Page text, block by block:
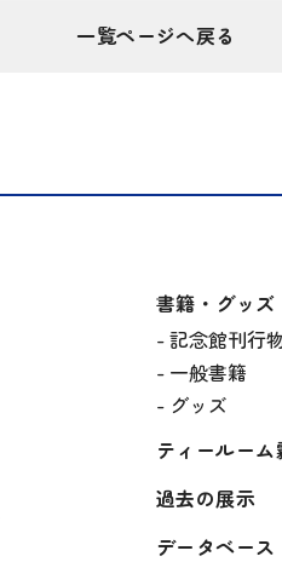
一覧ページへ戻る
書籍・グッズ
記念館刊行
一般書籍
グッズ
ティールーム
過去の展示
データベース